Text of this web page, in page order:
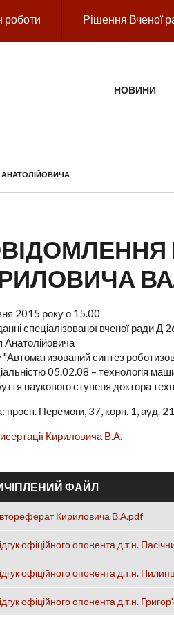
роботи Рішення Вченої
МЕНЮНОВИНИ
АНАТОЛІЙОВИЧА
2015 року о 15.00
спеціалізованої вченої ради
Анатолійовича
"Автоматизований синтез
05.02.08 – технологія
наукового ступеня доктора
просп. Перемоги, 37, корп. 1, ауд.
Кириловича В.А.
ФАЙЛ
Кириловича В.А.pdf
офіційного опонента д.т.н.
офіційного опонента д.т.н.
офіційного опонента д.т.н.